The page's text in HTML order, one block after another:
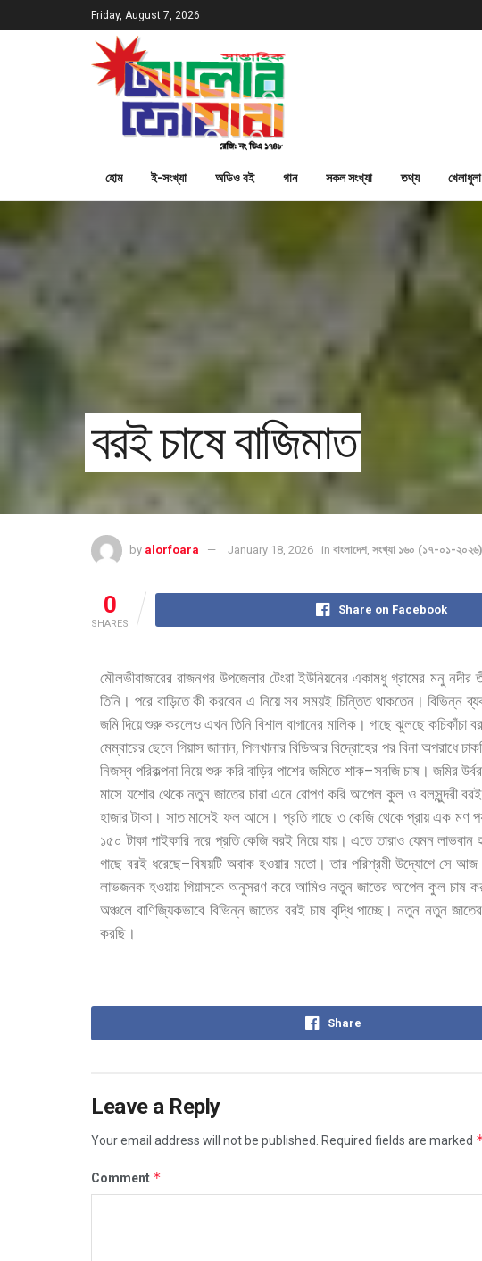
Friday, August 7, 2026
হোম ই-সংখ্যা অডিও বই গান সকল সংখ্যা তথ্য খেলাধুলা
বরই চাষে বাজিমাত
by alorfoara January 18, 2026 in বাংলাদেশ, সংখ্যা ১৬০ (১৭-০১-২০২৬)
0
SHARES
Share on Facebook
মৌলভীবাজারের রাজনগর উপজেলার টেংরা ইউনিয়নের একামধু গ্রামের মনু নদীর
তিনি। পরে বাড়িতে কী করবেন এ নিয়ে সব সময়ই চিন্তিত থাকতেন। বিভিন্ন
জমি দিয়ে শুরু করলেও এখন তিনি বিশাল বাগানের মালিক। গাছে ঝুলছে কচিকাঁচা
মেম্বারের ছেলে গিয়াস জানান,পিলখানার বিডিআর বিদ্রোহের পর বিনা অপরাধে
নিজস্ব পরিকল্পনা নিয়ে শুরু করি বাড়ির পাশের জমিতে শাক–সবজি চাষ। জমির
মাসে যশোর থেকে নতুন জাতের চারা এনে রোপণ করি আপেল কুল ও বলসুন্দরী
হাজার টাকা। সাত মাসেই ফল আসে। প্রতি গাছে ৩ কেজি থেকে প্রায় এক মণ
১৫০ টাকা পাইকারি দরে প্রতি কেজি বরই নিয়ে যায়। এতে তারাও যেমন লাভবান
গাছে বরই ধরেছে–বিষয়টি অবাক হওয়ার মতো। তার পরিশ্রমী উদ্যোগে সে আজ
লাভজনক হওয়ায় গিয়াসকে অনুসরণ করে আমিও নতুন জাতের আপেল কুল চাষ
অঞ্চলে বাণিজ্যিকভাবে বিভিন্ন জাতের বরই চাষ বৃদ্ধি পাচ্ছে। নতুন নতুন জাতের
করছি।
Share
Leave a Reply
Your email address will not be published. Required fields are marked
Comment *